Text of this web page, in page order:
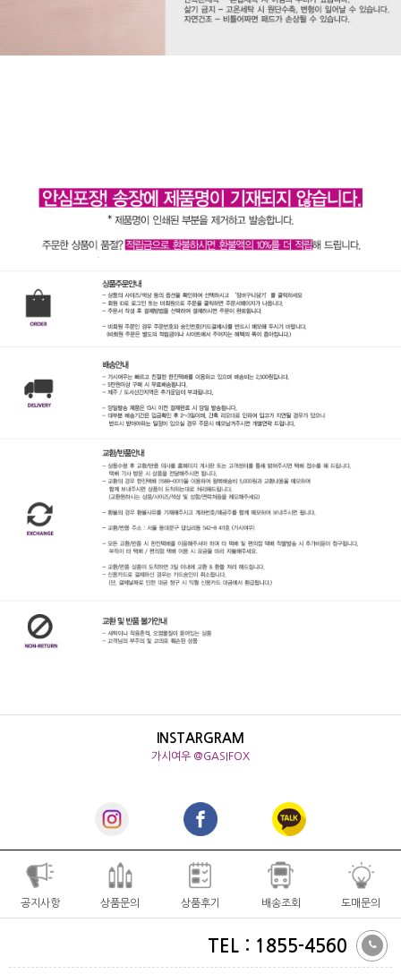
INSTARGRAM
가시여우 @GASIFOX
공지사항 상품문의 상품후기 배송조회 도매문의
TEL : 1855-4560